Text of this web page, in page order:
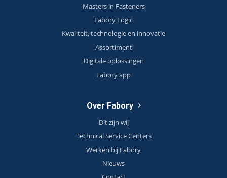
Masters in Fasteners
Fabory Logic
Kwaliteit, technologie en innovatie
Assortiment
Digitale oplossingen
Fabory app
Over Fabory
Dit zijn wij
Technical Service Centers
Werken bij Fabory
Nieuws